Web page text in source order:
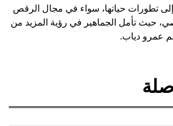
تطورات حياتها، سواء في مجال الرقص
حيث تأمل الجماهير في رؤية المزيد من
عمرو دياب.